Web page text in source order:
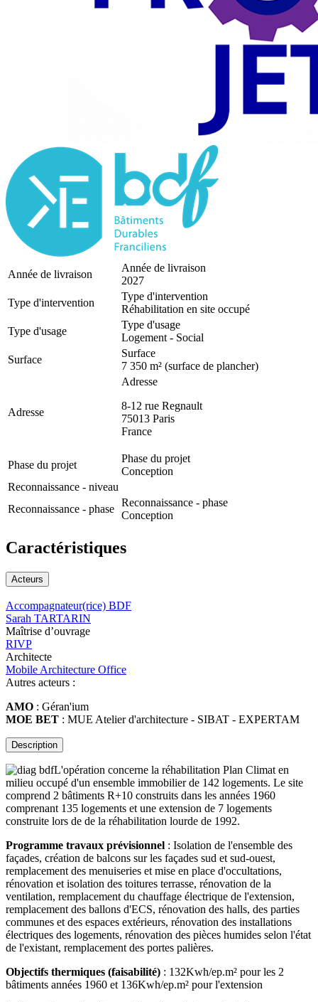
Année de livraison
Année de livraison
2027
Type d'intervention
Type d'intervention
Réhabilitation en site occupé
Type d'usage
Type d'usage
Logement - Social
Surface
Surface
7 350 m² (surface de plancher)
Adresse
Adresse
8-12 rue Regnault
75013 Paris
France
Phase du projet
Phase du projet
Conception
Reconnaissance - niveau
Reconnaissance - phase
Reconnaissance - phase
Conception
Caractéristiques
Acteurs
Accompagnateur(rice) BDF
Sarah TARTARIN
Maîtrise d’ouvrage
RIVP
Architecte
Mobile Architecture Office
Autres acteurs :
AMO : Géran'ium
MOE BET : MUE Atelier d'architecture - SIBAT - EXPERTAM
Description
L'opération concerne la réhabilitation Plan Climat en
milieu occupé d'un ensemble immobilier de 142 logements. Le site
comprend 2 bâtiments R+10 construits dans les années 1960
comprenant 135 logements et une extension de 7 logements
construite lors de de la réhabilitation lourde de 1992.
Programme travaux prévisionnel : Isolation de l'ensemble des
façades, création de balcons sur les façades sud et sud-ouest,
remplacement des menuiseries et mise en place d'occultations,
rénovation et isolation des toitures terrasse, rénovation de la
ventilation, remplacement du chauffage électrique de l'extension,
remplacement des ballons d'ECS, rénovation des halls, des parties
communes et des espaces extérieurs, rénovation des installations
électriques des logements, rénovation des pièces humides selon l'état
de l'existant, remplacement des portes palières.
Objectifs thermiques (faisabilité) : 132Kwh/ep.m² pour les 2
bâtiments années 1960 et 136Kwh/ep.m² pour l'extension